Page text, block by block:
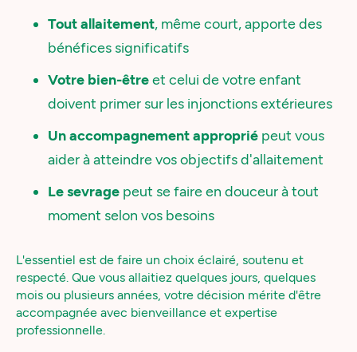
Tout allaitement, même court, apporte des
bénéfices significatifs
Votre bien-êtreet celui de votre enfant
doivent primer sur les injonctions extérieures
Un accompagnement approprié peut vous
aider à atteindre vos objectifs d'allaitement
Le sevrage peut se faire en douceur à tout
moment selon vos besoins
L'essentiel est de faire un choix éclairé, soutenu et
respecté. Que vous allaitiez quelques jours, quelques
mois ou plusieurs années, votre décision mérite d'être
accompagnée avec bienveillance et expertise
professionnelle.